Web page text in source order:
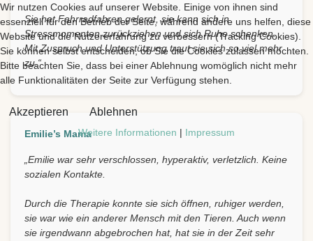
Sie hat Fahrradfahren gelernt, sie kann sich in
Stressmomenten zurückziehen und sich Ruhe schenken.
Mit Zuspruch und Unterstützung traut sie sich so viel mehr
zu.“
Emilie’s Mama
„Emilie war sehr verschlossen, hyperaktiv, verletzlich. Keine
sozialen Kontakte.
Durch die Therapie konnte sie sich öffnen, ruhiger werden,
sie war wie ein anderer Mensch mit den Tieren. Auch wenn
sie irgendwann abgebrochen hat, hat sie in der Zeit sehr
Wir nutzen Cookies auf unserer Website. Einige von ihnen sind
essenziell für den Betrieb der Seite, während andere uns helfen, diese
Website und die Nutzererfahrung zu verbessern (Tracking Cookies).
Sie können selbst entscheiden, ob Sie die Cookies zulassen möchten.
Bitte beachten Sie, dass bei einer Ablehnung womöglich nicht mehr
alle Funktionalitäten der Seite zur Verfügung stehen.
Akzeptieren Ablehnen
Weitere Informationen | Impressum